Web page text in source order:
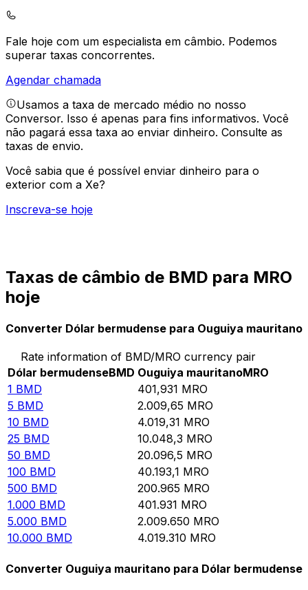
Fale hoje com um especialista em câmbio. Podemos
superar taxas concorrentes.
Agendar chamada
Usamos a taxa de mercado médio no nosso
Conversor. Isso é apenas para fins informativos. Você
não pagará essa taxa ao enviar dinheiro. Consulte as
taxas de envio.
Você sabia que é possível enviar dinheiro para o
exterior com a Xe?
Inscreva-se hoje
Taxas de câmbio de BMD para MRO
hoje
Converter Dólar bermudense para Ouguiya mauritano
Rate information of BMD/MRO currency pair
Dólar bermudenseBMD Ouguiya mauritanoMRO
1 BMD 401,931 MRO
5 BMD 2.009,65 MRO
10 BMD 4.019,31 MRO
25 BMD 10.048,3 MRO
50 BMD 20.096,5 MRO
100 BMD 40.193,1 MRO
500 BMD 200.965 MRO
1.000 BMD 401.931 MRO
5.000 BMD 2.009.650 MRO
10.000 BMD 4.019.310 MRO
Converter Ouguiya mauritano para Dólar bermudense